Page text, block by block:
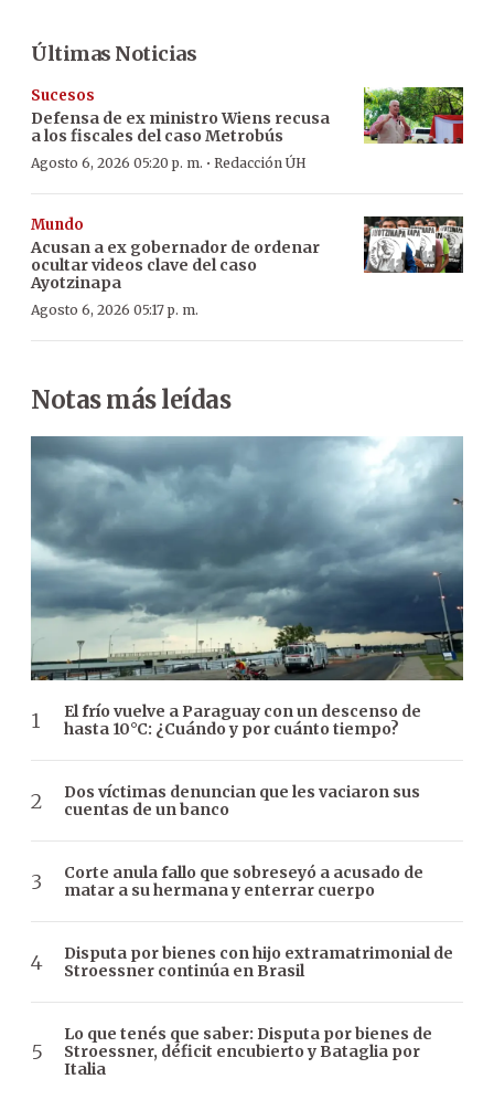
Últimas Noticias
Sucesos
Defensa de ex ministro Wiens recusa
a los fiscales del caso Metrobús
Agosto 6, 2026 05:20 p. m. · Redacción ÚH
Mundo
Acusan a ex gobernador de ordenar
ocultar videos clave del caso
Ayotzinapa
Agosto 6, 2026 05:17 p. m.
Notas más leídas
El frío vuelve a Paraguay con un descenso de
hasta 10°C: ¿Cuándo y por cuánto tiempo?
Dos víctimas denuncian que les vaciaron sus
cuentas de un banco
Corte anula fallo que sobreseyó a acusado de
matar a su hermana y enterrar cuerpo
Disputa por bienes con hijo extramatrimonial de
Stroessner continúa en Brasil
Lo que tenés que saber: Disputa por bienes de
Stroessner, déficit encubierto y Bataglia por
Italia